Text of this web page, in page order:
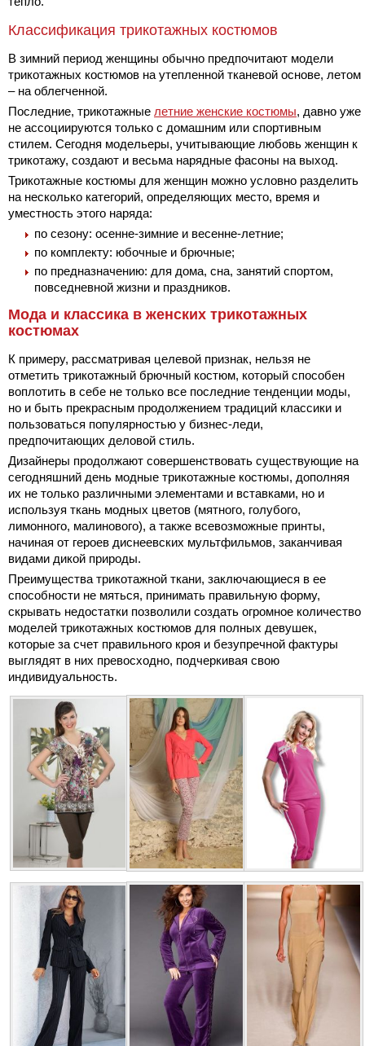
Классификация трикотажных костюмов
В зимний период женщины обычно предпочитают модели
трикотажных костюмов на утепленной тканевой основе, летом
– на облегченной.
Последние, трикотажные летние женские костюмы, давно уже
не ассоциируются только с домашним или спортивным
стилем. Сегодня модельеры, учитывающие любовь женщин к
трикотажу, создают и весьма нарядные фасоны на выход.
Трикотажные костюмы для женщин можно условно разделить
на несколько категорий, определяющих место, время и
уместность этого наряда:
по сезону: осенне-зимние и весенне-летние;
по комплекту: юбочные и брючные;
по предназначению: для дома, сна, занятий спортом,
повседневной жизни и праздников.
Мода и классика в женских трикотажных
костюмах
К примеру, рассматривая целевой признак, нельзя не
отметить трикотажный брючный костюм, который способен
воплотить в себе не только все последние тенденции моды,
но и быть прекрасным продолжением традиций классики и
пользоваться популярностью у бизнес-леди,
предпочитающих деловой стиль.
Дизайнеры продолжают совершенствовать существующие на
сегодняшний день модные трикотажные костюмы, дополняя
их не только различными элементами и вставками, но и
используя ткань модных цветов (мятного, голубого,
лимонного, малинового), а также всевозможные принты,
начиная от героев диснеевских мультфильмов, заканчивая
видами дикой природы.
Преимущества трикотажной ткани, заключающиеся в ее
способности не мяться, принимать правильную форму,
скрывать недостатки позволили создать огромное количество
моделей трикотажных костюмов для полных девушек,
которые за счет правильного кроя и безупречной фактуры
выглядят в них превосходно, подчеркивая свою
индивидуальность.